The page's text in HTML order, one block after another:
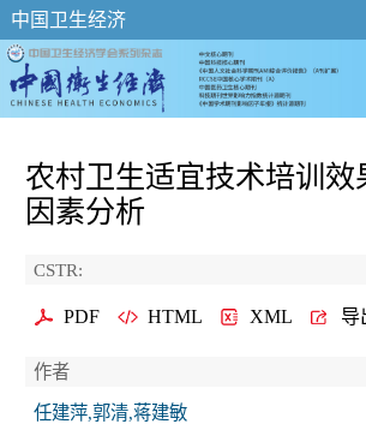
中国卫生经济
农村卫生适宜技术培训效
因素分析
CSTR:
PDF HTML XML 导
作者
任建萍,郭清,蒋建敏